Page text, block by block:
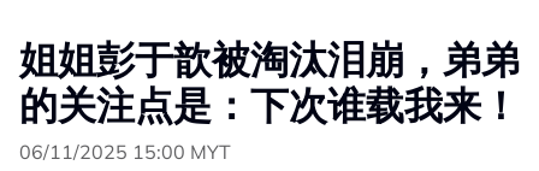
姐姐彭于歆被淘汰泪崩，弟弟
的关注点是：下次谁载我来！
06/11/2025 15:00 MYT